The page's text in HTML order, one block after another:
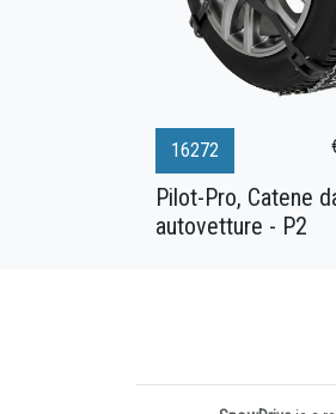
16272
Pilot-Pro, Catene
autovetture - P2